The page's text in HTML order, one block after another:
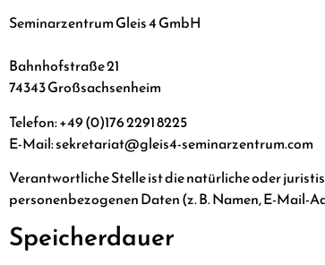
Seminarzentrum Gleis 4 GmbH
Bahnhofstraße 21
74343 Großsachsenheim
Telefon: +49 (0)176 2291 8225
E-Mail: sekretariat@gleis4-seminarzentrum.com
Verantwortliche Stelle ist die natürliche oder
personenbezogenen Daten (z. B. Namen, E-Mail-
Speicherdauer